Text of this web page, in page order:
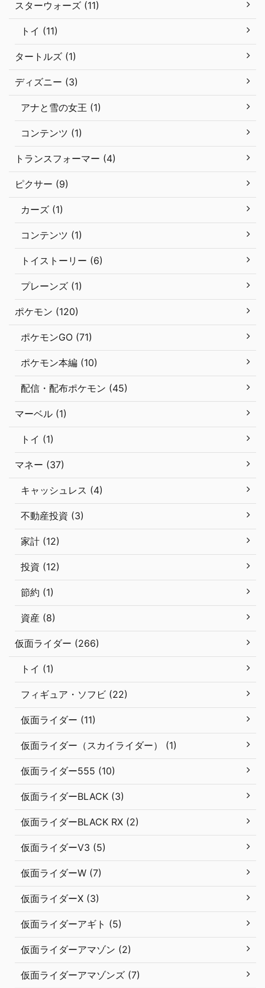
スターウォーズ (11)
トイ (11)
タートルズ (1)
ディズニー (3)
アナと雪の女王 (1)
コンテンツ (1)
トランスフォーマー (4)
ピクサー (9)
カーズ (1)
コンテンツ (1)
トイストーリー (6)
プレーンズ (1)
ポケモン (120)
ポケモンGO (71)
ポケモン本編 (10)
配信・配布ポケモン (45)
マーベル (1)
トイ (1)
マネー (37)
キャッシュレス (4)
不動産投資 (3)
家計 (12)
投資 (12)
節約 (1)
資産 (8)
仮面ライダー (266)
トイ (1)
フィギュア・ソフビ (22)
仮面ライダー (11)
仮面ライダー（スカイライダー） (1)
仮面ライダー555 (10)
仮面ライダーBLACK (3)
仮面ライダーBLACK RX (2)
仮面ライダーV3 (5)
仮面ライダーW (7)
仮面ライダーX (3)
仮面ライダーアギト (5)
仮面ライダーアマゾン (2)
仮面ライダーアマゾンズ (7)